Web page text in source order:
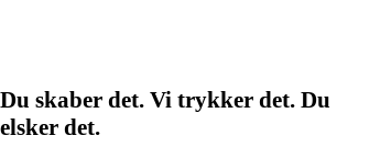
Du skaber det. Vi trykker det. Du
elsker det.